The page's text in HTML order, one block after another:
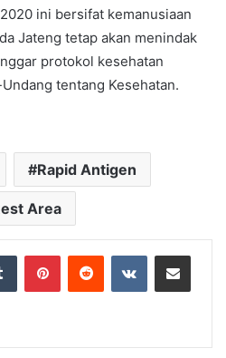
ini bersifat kemanusiaan
Jateng tetap akan menindak
protokol kesehatan
tentang Kesehatan.
Rapid Antigen
Area
Tumblr PinterestReddit VKontakteShare via Email